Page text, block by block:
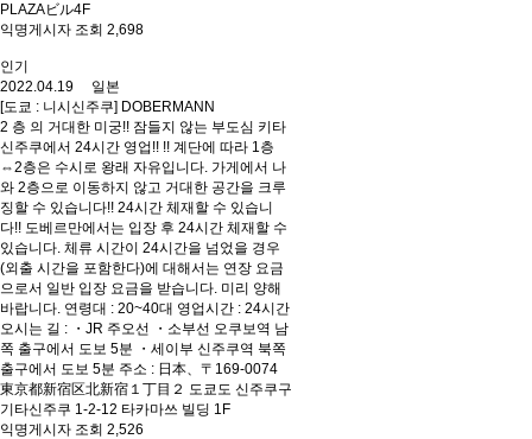
PLAZAビル4F
익명게시자 조회 2,698
인기
2022.04.19 일본
[도쿄 : 니시신주쿠] DOBERMANN
2 층 의 거대한 미궁!! 잠들지 않는 부도심 키타
신주쿠에서 24시간 영업!! !! 계단에 따라 1층
⇔2층은 수시로 왕래 자유입니다. 가게에서 나
와 2층으로 이동하지 않고 거대한 공간을 크루
징할 수 있습니다!! 24시간 체재할 수 있습니
다!! 도베르만에서는 입장 후 24시간 체재할 수
있습니다. 체류 시간이 24시간을 넘었을 경우
(외출 시간을 포함한다)에 대해서는 연장 요금
으로서 일반 입장 요금을 받습니다. 미리 양해
바랍니다. 연령대 : 20~40대 영업시간 : 24시간
오시는 길 : ・JR 주오선 ・소부선 오쿠보역 남
쪽 출구에서 도보 5분 ・세이부 신주쿠역 북쪽
출구에서 도보 5분 주소 : 日本、〒169-0074
東京都新宿区北新宿１丁目２ 도쿄도 신주쿠구
기타신주쿠 1-2-12 타카마쓰 빌딩 1F
익명게시자 조회 2,526